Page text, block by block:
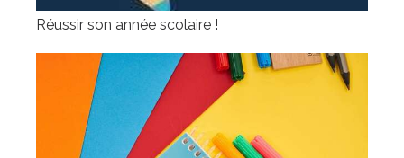
Réussir son année scolaire !